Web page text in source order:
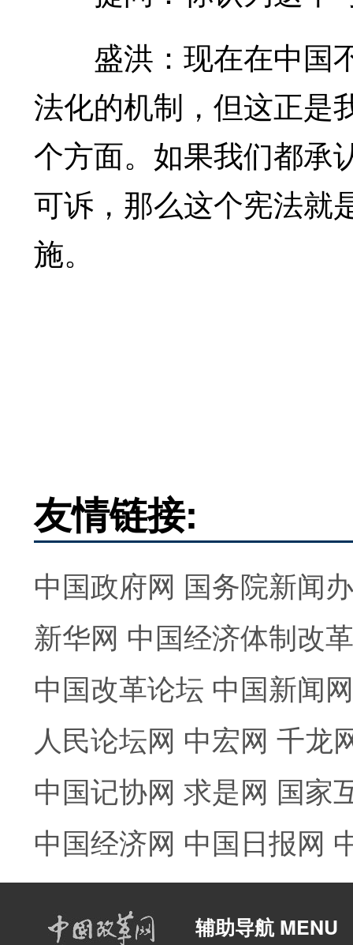
盛洪：现在在中国
法化的机制，但这正是
个方面。如果我们都承
可诉，那么这个宪法就
施。
友情链接:
中国政府网 国务院新闻
新华网 中国经济体制改
中国改革论坛 中国新闻网
人民论坛网 中宏网 千龙
中国记协网 求是网 国家
中国经济网 中国日报网
辅助导航 MENU